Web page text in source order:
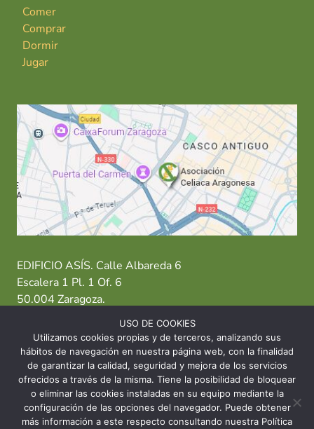
Comer
Comprar
Dormir
Jugar
EDIFICIO ASÍS. Calle Albareda 6
Escalera 1 Pl. 1 Of. 6
50.004 Zaragoza.
T: 976 484 949 M: 635 638 563
Sede Zaragoza·Sede Huesca· Sede Teruel
USO DE COOKIES
Utilizamos cookies propias y de terceros, analizando sus
hábitos de navegación en nuestra página web, con la finalidad
de garantizar la calidad, seguridad y mejora de los servicios
ofrecidos a través de la misma. Tiene la posibilidad de bloquear
o eliminar las cookies instaladas en su equipo mediante la
configuración de las opciones del navegador. Puede obtener
más información a este respecto consultando nuestra Política